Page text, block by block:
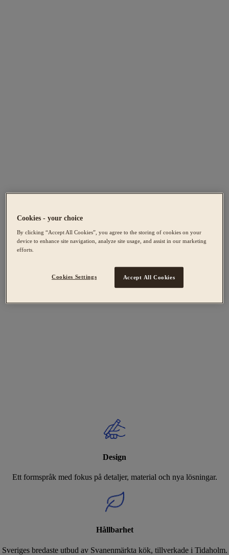
Design
Ett formspråk med fokus på detaljer, material och nya lösningar.
Hållbarhet
Sveriges bredaste utbud av Svanenmärkta kök, tillverkade i Tidaholm.
Cookies - your choice
By clicking “Accept All Cookies”, you agree to the storing of cookies on your
device to enhance site navigation, analyze site usage, and assist in our marketing
efforts.
Cookies Settings Accept All Cookies